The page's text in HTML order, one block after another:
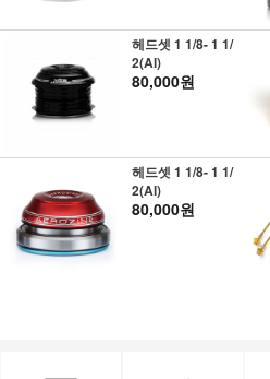
헤드셋 1 1/8- 1 1/
2(Al)
80,000원
헤드셋 1 1/8- 1 1/
2(Al)
80,000원